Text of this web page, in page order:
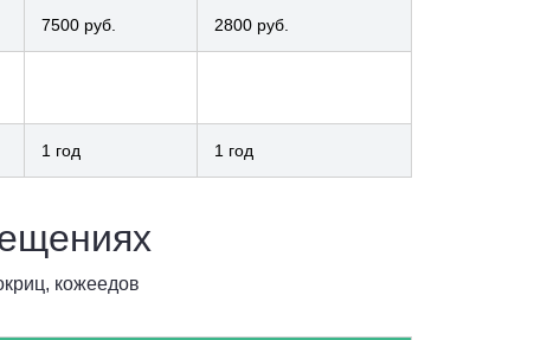
7500 руб. 2800 руб.
1 год 1 год
кожеедов